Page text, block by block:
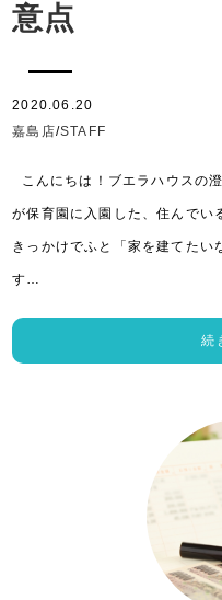
意点
2020.06.20
嘉島店/STAFF
こんにちは！ブエラハウスの
が保育園に入園した、住んでい
きっかけでふと「家を建てたい
す…
続